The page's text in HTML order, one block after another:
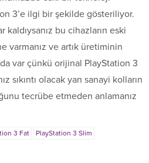
3’e ilgi bir şekilde gösteriliyor.
bu cihazların eski
ve artık üretiminin
var çünkü orijinal PlayStation 3
sıkıntı olacak yan sanayi kolların
tecrübe etmeden anlamanız
3 Fat
PlayStation 3 Slim